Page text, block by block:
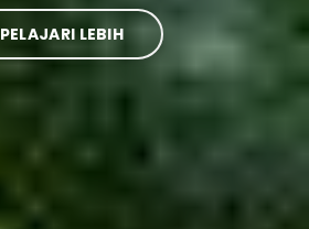
PELAJARI LEBIH